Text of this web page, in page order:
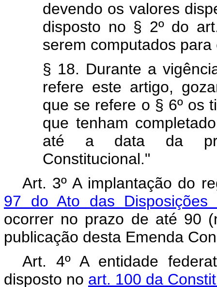
devendo os valores
disposto no § 2º do
serem computados
§ 18. Durante a
refere este artigo,
que se refere o § 6º os
que tenham
até a data da
Constitucional."
Art. 3º A implantação do
97 do Ato das Disposições
ocorrer no prazo de até 90
publicação desta Emenda
Art. 4º A entidade
disposto no art. 100 da